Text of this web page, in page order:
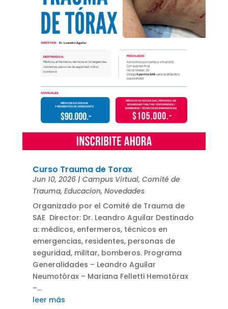
Curso Trauma de Torax
Jun 10, 2026| Campus Virtual, Comité de
Trauma, Educacion, Novedades
Organizado por el Comité de Trauma de
SAE Director: Dr. Leandro Aguilar Destinado
a: médicos, enfermeros, técnicos en
emergencias, residentes, personas de
seguridad, militar, bomberos. Programa
Generalidades – Leandro Aguilar
Neumotórax – Mariana Felletti Hemotórax
–...
leer más